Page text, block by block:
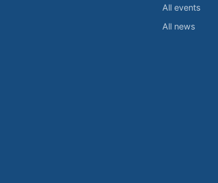
All events
All news